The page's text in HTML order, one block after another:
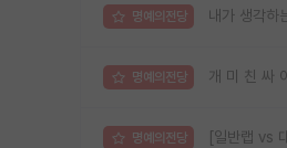
명예의전당 내가 생각하
명예의전당 개 미 친 싸
명예의전당 [일반랩 vs